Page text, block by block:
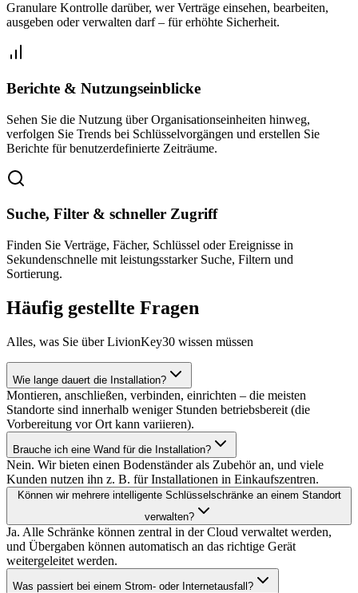
Granulare Kontrolle darüber, wer Verträge einsehen, bearbeiten,
ausgeben oder verwalten darf – für erhöhte Sicherheit.
Berichte & Nutzungseinblicke
Sehen Sie die Nutzung über Organisationseinheiten hinweg,
verfolgen Sie Trends bei Schlüsselvorgängen und erstellen Sie
Berichte für benutzerdefinierte Zeiträume.
Suche, Filter & schneller Zugriff
Finden Sie Verträge, Fächer, Schlüssel oder Ereignisse in
Sekundenschnelle mit leistungsstarker Suche, Filtern und
Sortierung.
Häufig gestellte Fragen
Alles, was Sie über LivionKey30 wissen müssen
Wie lange dauert die Installation?
Montieren, anschließen, verbinden, einrichten – die meisten
Standorte sind innerhalb weniger Stunden betriebsbereit (die
Vorbereitung vor Ort kann variieren).
Brauche ich eine Wand für die Installation?
Nein. Wir bieten einen Bodenständer als Zubehör an, und viele
Kunden nutzen ihn z. B. für Installationen in Einkaufszentren.
Können wir mehrere intelligente Schlüsselschränke an einem Standort
verwalten?
Ja. Alle Schränke können zentral in der Cloud verwaltet werden,
und Übergaben können automatisch an das richtige Gerät
weitergeleitet werden.
Was passiert bei einem Strom- oder Internetausfall?